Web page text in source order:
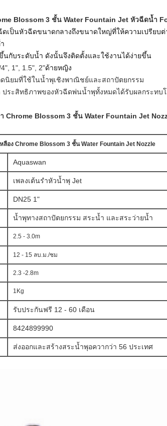
Blossom 3 ชั้น Water Fountain Jet หัวฉีดน้ำ
ดเป็นหัวฉีดขนาดกลางถึงขนาดใหญ่ที่ให้ความเปรียบ
กับระดับน้ำ ดังนั้นจึงติดตั้งและใช้งานได้ง่ายขึ้น
1", 1.5", 2"ด้ายหญิง
ดนิยมที่ใช้ในน้ำพุเชิงพาณิชย์และสถาปัตยกรรม
ประสิทธิภาพของหัวฉีดพ่นน้ำพุทั้งหมดได้รับผลกระทบ
Chrome Blossom 3 ชั้น Water Fountain Jet
ลือง Chrome Blossom 3 ชั้น Water Fountain Jet Nozzle
Aquaswan
เพลงเต้นรำหัวน้ำพุ Jet
DN25 1"
น้ำพุทางสถาปัตยกรรม สระน้ำ และสระว่ายน้ำ
2.5 - 3.0m
12 - 15 ลบ.ม./ชม
2.3 -2.8m
1Kg
รับประกันฟรี 12 - 60 เดือน
8424899990
ส่งออกและสร้างสระน้ำพุอควากว่า 56 ประเทศ